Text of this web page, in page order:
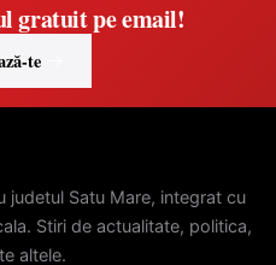
gratuit pe email!
te
judetul Satu Mare, integrat cu
Stiri de actualitate, politica,
altele.